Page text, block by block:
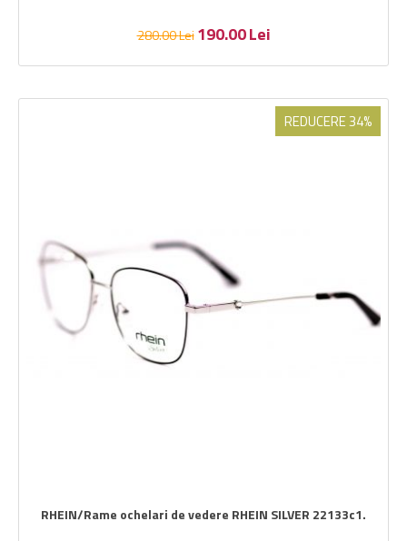
280.00Lei 190.00Lei
REDUCERE 34%
RHEIN/Rame ochelari de vedere RHEIN SILVER 22133c1.